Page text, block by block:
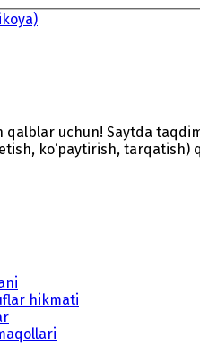
qalblar uchun! Saytda
ko‘paytirish,
hikmati